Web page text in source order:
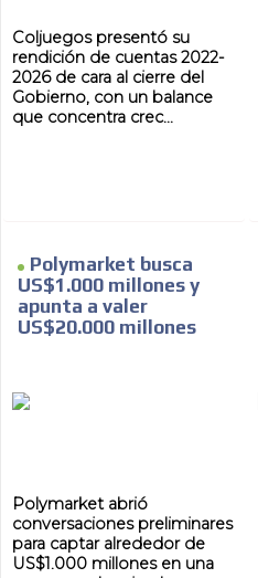
Coljuegos presentó su
rendición de cuentas 2022-
2026 de cara al cierre del
Gobierno, con un balance
que concentra crec...
Polymarket busca
US$1.000 millones y
apunta a valer
US$20.000 millones
Polymarket abrió
conversaciones preliminares
para captar alrededor de
US$1.000 millones en una